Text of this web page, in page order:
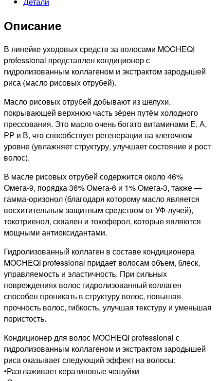
гидролизованным
и
экстрактом
зародышей
риса,
518мл
Описание
В линейке уходовых средств за волосами MOCHEQI
professional представлен кондиционер с
гидролизованным коллагеном и экстрактом зародышей
риса (масло рисовых отрубей).
Масло рисовых отрубей добывают из шелухи,
покрывающей верхнюю часть зёрен путём холодного
прессования. Это масло очень богато витаминами Е, А,
РР и В, что способствует регенерации на клеточном
уровне (увлажняет структуру, улучшает состояние и рост
волос).
В масле рисовых отрубей содержится около 46%
Омега-9, порядка 36% Омега-6 и 1% Омега-3, также —
гамма-оризонол (благодаря которому масло является
восхитительным защитным средством от УФ-лучей),
токотриенол, сквален и токоферол, которые являются
мощными антиоксидантами.
Гидролизованный коллаген в составе кондиционера
MOCHEQI professional придает волосам объем, блеск,
управляемость и эластичность. При сильных
повреждениях волос гидролизованный коллаген
способен проникать в структуру волос, повышая
прочность волос, гибкость, улучшая текстуру и уменьшая
пористость.
Кондиционер для волос MOCHEQI professional с
гидролизованным коллагеном и экстрактом зародышей
риса оказывает следующий эффект на волосы:
•Разглаживает кератиновые чешуйки